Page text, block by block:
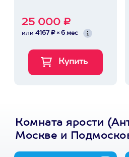
25 000 ₽
или 4167 ₽ × 6 мес
Комната ярости
Москве и